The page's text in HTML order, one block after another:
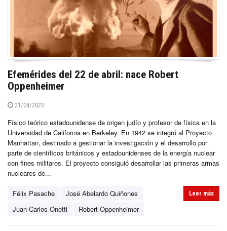
Efemérides del 22 de abril: nace Robert
Oppenheimer
21/04/2023
Físico teórico estadounidense de origen judío y profesor de física en la
Universidad de California en Berkeley. En 1942 se integró al Proyecto
Manhattan, destinado a gestionar la investigación y el desarrollo por
parte de científicos británicos y estadounidenses de la energía nuclear
con fines militares. El proyecto consiguió desarrollar las primeras armas
nucleares de...
Félix Pasache
José Abelardo Quiñones
Juan Carlos Onetti
Robert Oppenheimer
Leer más